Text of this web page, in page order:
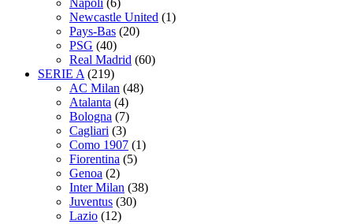
Napoli (6)
Newcastle United (1)
Pays-Bas (20)
PSG (40)
Real Madrid (60)
SERIE A (219)
AC Milan (48)
Atalanta (4)
Bologna (7)
Cagliari (3)
Como 1907 (1)
Fiorentina (5)
Genoa (2)
Inter Milan (38)
Juventus (30)
Lazio (12)